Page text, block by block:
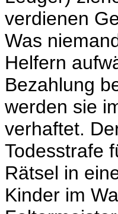
verdienen
Was
Helfern
Bezahlung
werden sie
verhaftet.
Todesstrafe
Rätsel in
Kinder im